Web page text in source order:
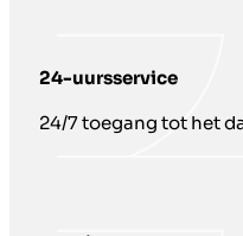
24-uursservice
24/7 toegang tot het